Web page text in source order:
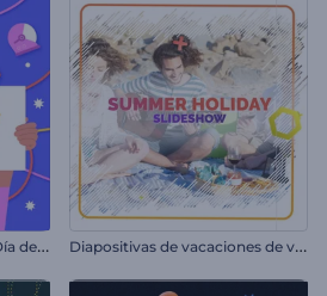
T
arjeta de felicitación del Día del Trabajo D
iapositivas de vacaciones de verano